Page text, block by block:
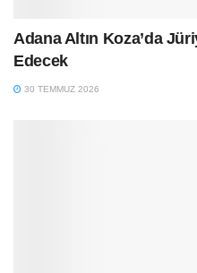
Adana Altın Koza’da
Edecek
30 TEMMUZ 2026